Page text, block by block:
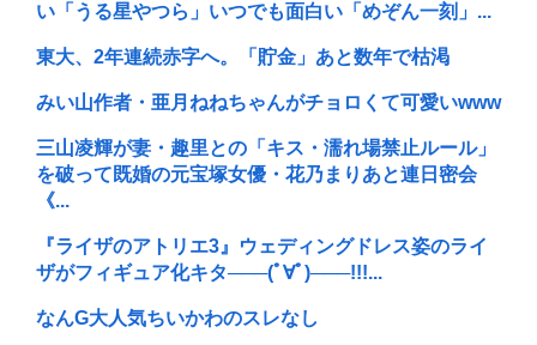
い「うる星やつら」いつでも面白い「めぞん一刻」...
東大、2年連続赤字へ。「貯金」あと数年で枯渇
みい山作者・亜月ねねちゃんがチョロくて可愛いwww
三山凌輝が妻・趣里との「キス・濡れ場禁止ルール」
を破って既婚の元宝塚女優・花乃まりあと連日密会
《...
『ライザのアトリエ3』ウェディングドレス姿のライ
ザがフィギュア化キタ───(ﾟ∀ﾟ)───!!!...
なんG大人気ちいかわのスレなし